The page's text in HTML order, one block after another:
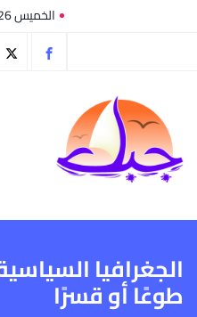
الخميس 2026-08-06
الجغرافيا
طوعًا أو قسرًا